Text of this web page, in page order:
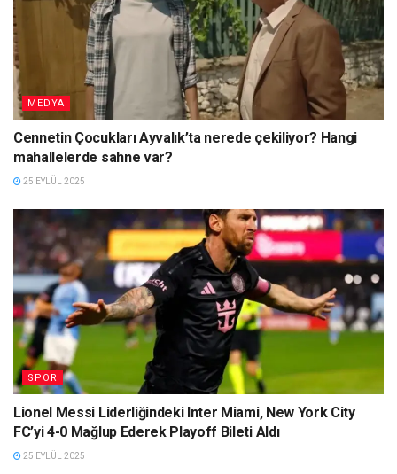
MEDYA
Cennetin Çocukları Ayvalık’ta nerede çekiliyor? Hangi
mahallelerde sahne var?
25 EYLÜL 2025
SPOR
Lionel Messi Liderliğindeki Inter Miami, New York City
FC’yi 4-0 Mağlup Ederek Playoff Bileti Aldı
25 EYLÜL 2025